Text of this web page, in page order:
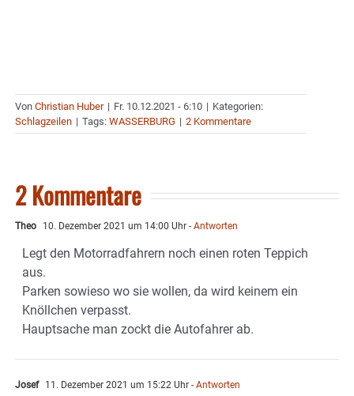
Von Christian Huber | Fr. 10.12.2021 - 6:10 | Kategorien:
Schlagzeilen | Tags: WASSERBURG | 2 Kommentare
2 Kommentare
Theo 10. Dezember 2021 um 14:00 Uhr - Antworten
Legt den Motorradfahrern noch einen roten Teppich
aus.
Parken sowieso wo sie wollen, da wird keinem ein
Knöllchen verpasst.
Hauptsache man zockt die Autofahrer ab.
Josef 11. Dezember 2021 um 15:22 Uhr - Antworten